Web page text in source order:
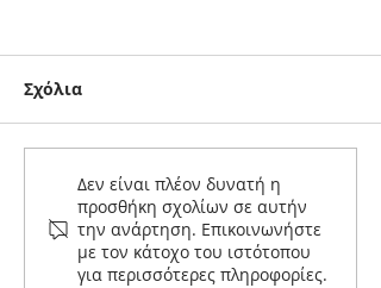
Σχόλια
Δεν είναι πλέον δυνατή η
προσθήκη σχολίων σε αυτήν
την ανάρτηση. Επικοινωνήστε
με τον κάτοχο του ιστότοπου
για περισσότερες πληροφορίες.